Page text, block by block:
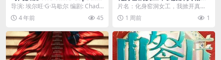
(2021) 1080中字
导演: 埃尔旺·G·马歇尔 编剧: Chad F
ifer / 埃尔旺·G·马歇尔...
4 年前 45
（60集）孙同钰＆闫祉男 (20
片名：化身窑洞女工，我掀开真相
（60集）孙同钰＆闫祉男 (2026) 分
类：短剧...
1 周前 1